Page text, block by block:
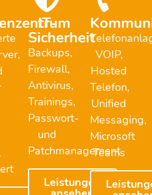
IT-
Sicherheit
Backups,
Firewall,
Antivirus,
Trainings,
Passwort-
und
Patchmanagement
Leistungen
VOIP,
Hosted
Telefon,
Unified
Messaging,
Microsoft
Teams